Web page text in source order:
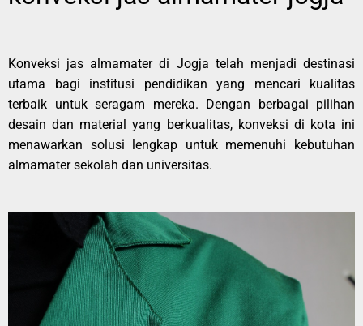
Konveksi jas almamater di Jogja telah menjadi destinasi
utama bagi institusi pendidikan yang mencari kualitas
terbaik untuk seragam mereka. Dengan berbagai pilihan
desain dan material yang berkualitas, konveksi di kota ini
menawarkan solusi lengkap untuk memenuhi kebutuhan
almamater sekolah dan universitas.